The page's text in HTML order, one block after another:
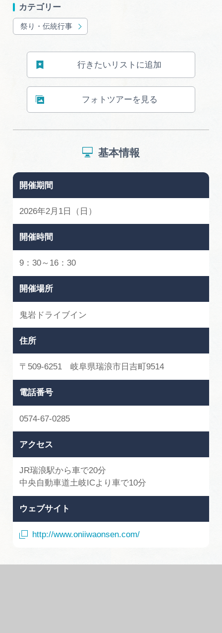
カテゴリー
祭り・伝統行事
行きたいリストに追加
フォトツアーを見る
基本情報
開催期間
2026年2月1日（日）
開催時間
9：30～16：30
開催場所
鬼岩ドライブイン
住所
〒509-6251 岐阜県瑞浪市日吉町9514
電話番号
0574-67-0285
アクセス
JR瑞浪駅から車で20分
中央自動車道土岐ICより車で10分
ウェブサイト
http://www.oniiwaonsen.com/